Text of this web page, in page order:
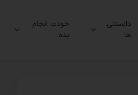
دانستنی
ها
خودت انجام
بده